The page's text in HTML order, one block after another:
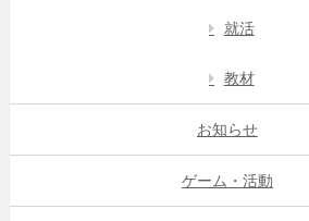
就活
教材
お知らせ
ゲーム・活動